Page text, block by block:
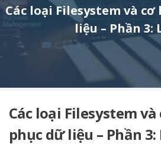
Các loại Filesystem và
liệu – Phần 3:
Các loại Filesystem
phục dữ liệu – Phần